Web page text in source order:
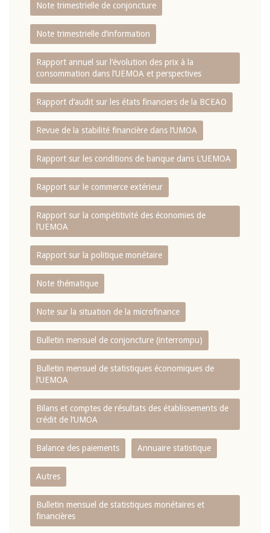
Note trimestrielle de conjoncture
Note trimestrielle d‘information
Rapport annuel sur l‘évolution des prix à la
consommation dans l‘UEMOA et perspectives
Rapport d‘audit sur les états financiers de la BCEAO
Revue de la stabilité financière dans l‘UMOA
Rapport sur les conditions de banque dans L‘UEMOA
Rapport sur le commerce extérieur
Rapport sur la compétitivité des économies de
l‘UEMOA
Rapport sur la politique monétaire
Note thématique
Note sur la situation de la microfinance
Bulletin mensuel de conjoncture (interrompu)
Bulletin mensuel de statistiques économiques de
l‘UEMOA
Bilans et comptes de résultats des établissements de
crédit de l‘UMOA
Balance des paiements Annuaire statistique
Autres
Bulletin mensuel de statistiques monétaires et
financières